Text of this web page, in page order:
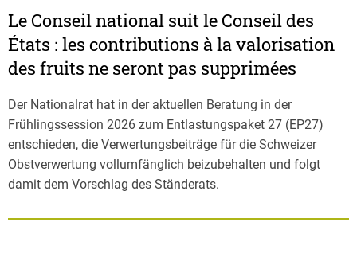
Le Conseil national suit le Conseil des
États : les contributions à la valorisation
des fruits ne seront pas supprimées
Der Nationalrat hat in der aktuellen Beratung in der
Frühlingssession 2026 zum Entlastungspaket 27 (EP27)
entschieden, die Verwertungsbeiträge für die Schweizer
Obstverwertung vollumfänglich beizubehalten und folgt
damit dem Vorschlag des Ständerats.